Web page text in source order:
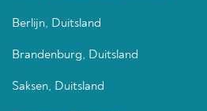
Berlijn, Duitsland
Brandenburg, Duitsland
Saksen, Duitsland